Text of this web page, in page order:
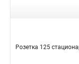
Розетка 125